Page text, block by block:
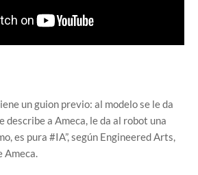
un guion previo: al modelo se le da
describe a Ameca, le da al robot una
es pura #IA”, según Engineered Arts,
Ameca.